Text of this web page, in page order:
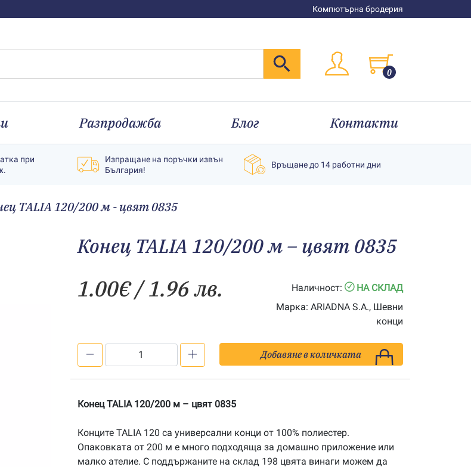
Компютърна бродерия
0
Разпродажба Блог Контакти
при
Изпращане на поръчки извън
България!
Връщане до 14 работни дни
TALIA 120/200 м - цвят 0835
Конец TALIA 120/200 м – цвят 0835
1.00€/ 1.96 лв. Наличност:
НА СКЛАД
Марка: ARIADNA S.A., Шевни
конци
TALIA
м
-
цвят
Добавяне в количката
Конец TALIA 120/200 м – цвят 0835
Конците TALIA 120 са универсални конци от 100% полиестер.
Опаковката от 200 м е много подходяща за домашно приложение или
малко ателие. С поддържаните на склад 198 цвята винаги можем да